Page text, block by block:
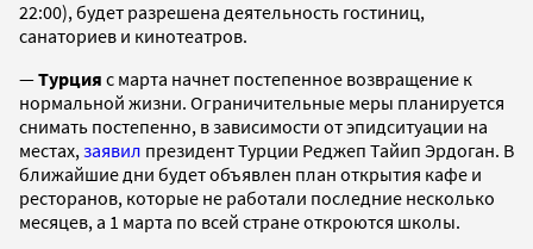
22:00), будет разрешена деятельность гостиниц,
санаториев и кинотеатров.
—Турция с марта начнет постепенное возвращение к
нормальной жизни. Ограничительные меры планируется
снимать постепенно, в зависимости от эпидситуации на
местах, заявил президент Турции Реджеп Тайип Эрдоган. В
ближайшие дни будет объявлен план открытия кафе и
ресторанов, которые не работали последние несколько
месяцев, а 1 марта по всей стране откроются школы.